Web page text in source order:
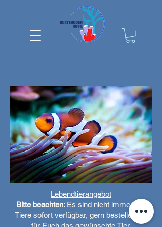
Lebendtierangebot
Bitte beachten: Es sind nicht immer alle
Tiere sofort verfügbar, gern bestellen wir